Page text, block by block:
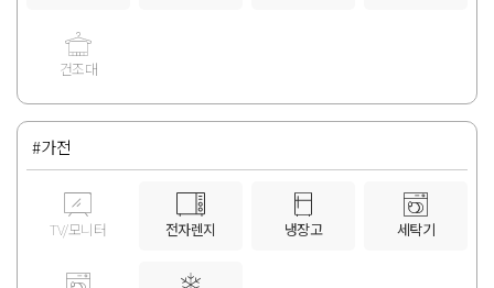
건조대
#가전
TV/모니터 전자렌지 냉장고 세탁기